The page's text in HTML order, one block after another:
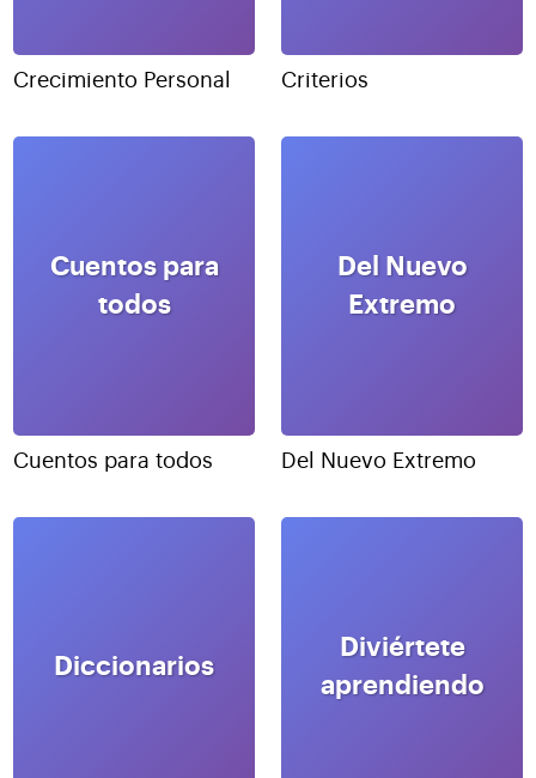
Crecimiento Personal Criterios
Cuentos para
todos
Cuentos para todos
Del Nuevo
Extremo
Del Nuevo Extremo
Diccionarios
Diviértete
aprendiendo